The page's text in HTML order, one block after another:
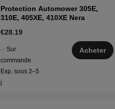
Protection Automower 305E,
310E, 405XE, 410XE Nera
€28.19
Sur
commande.
Exp. sous 2–5
j
Acheter